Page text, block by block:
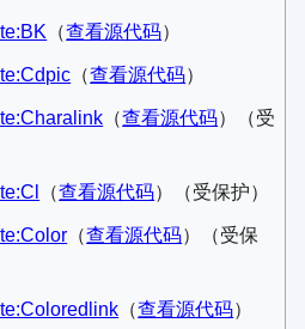
​（查看源代码）​
​（查看源代码）​
​（查看源代码）​（受
​（查看源代码）​（受保护）
​（查看源代码）​（受保
​（查看源代码）​